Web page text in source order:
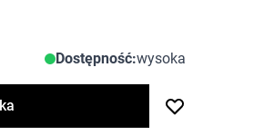
Dostępność:wysoka